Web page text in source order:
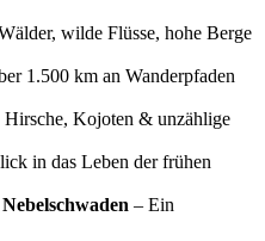
wilde Flüsse, hohe Berge
1.500 km an Wanderpfaden
Hirsche, Kojoten & unzählige
in das Leben der frühen
– Ein